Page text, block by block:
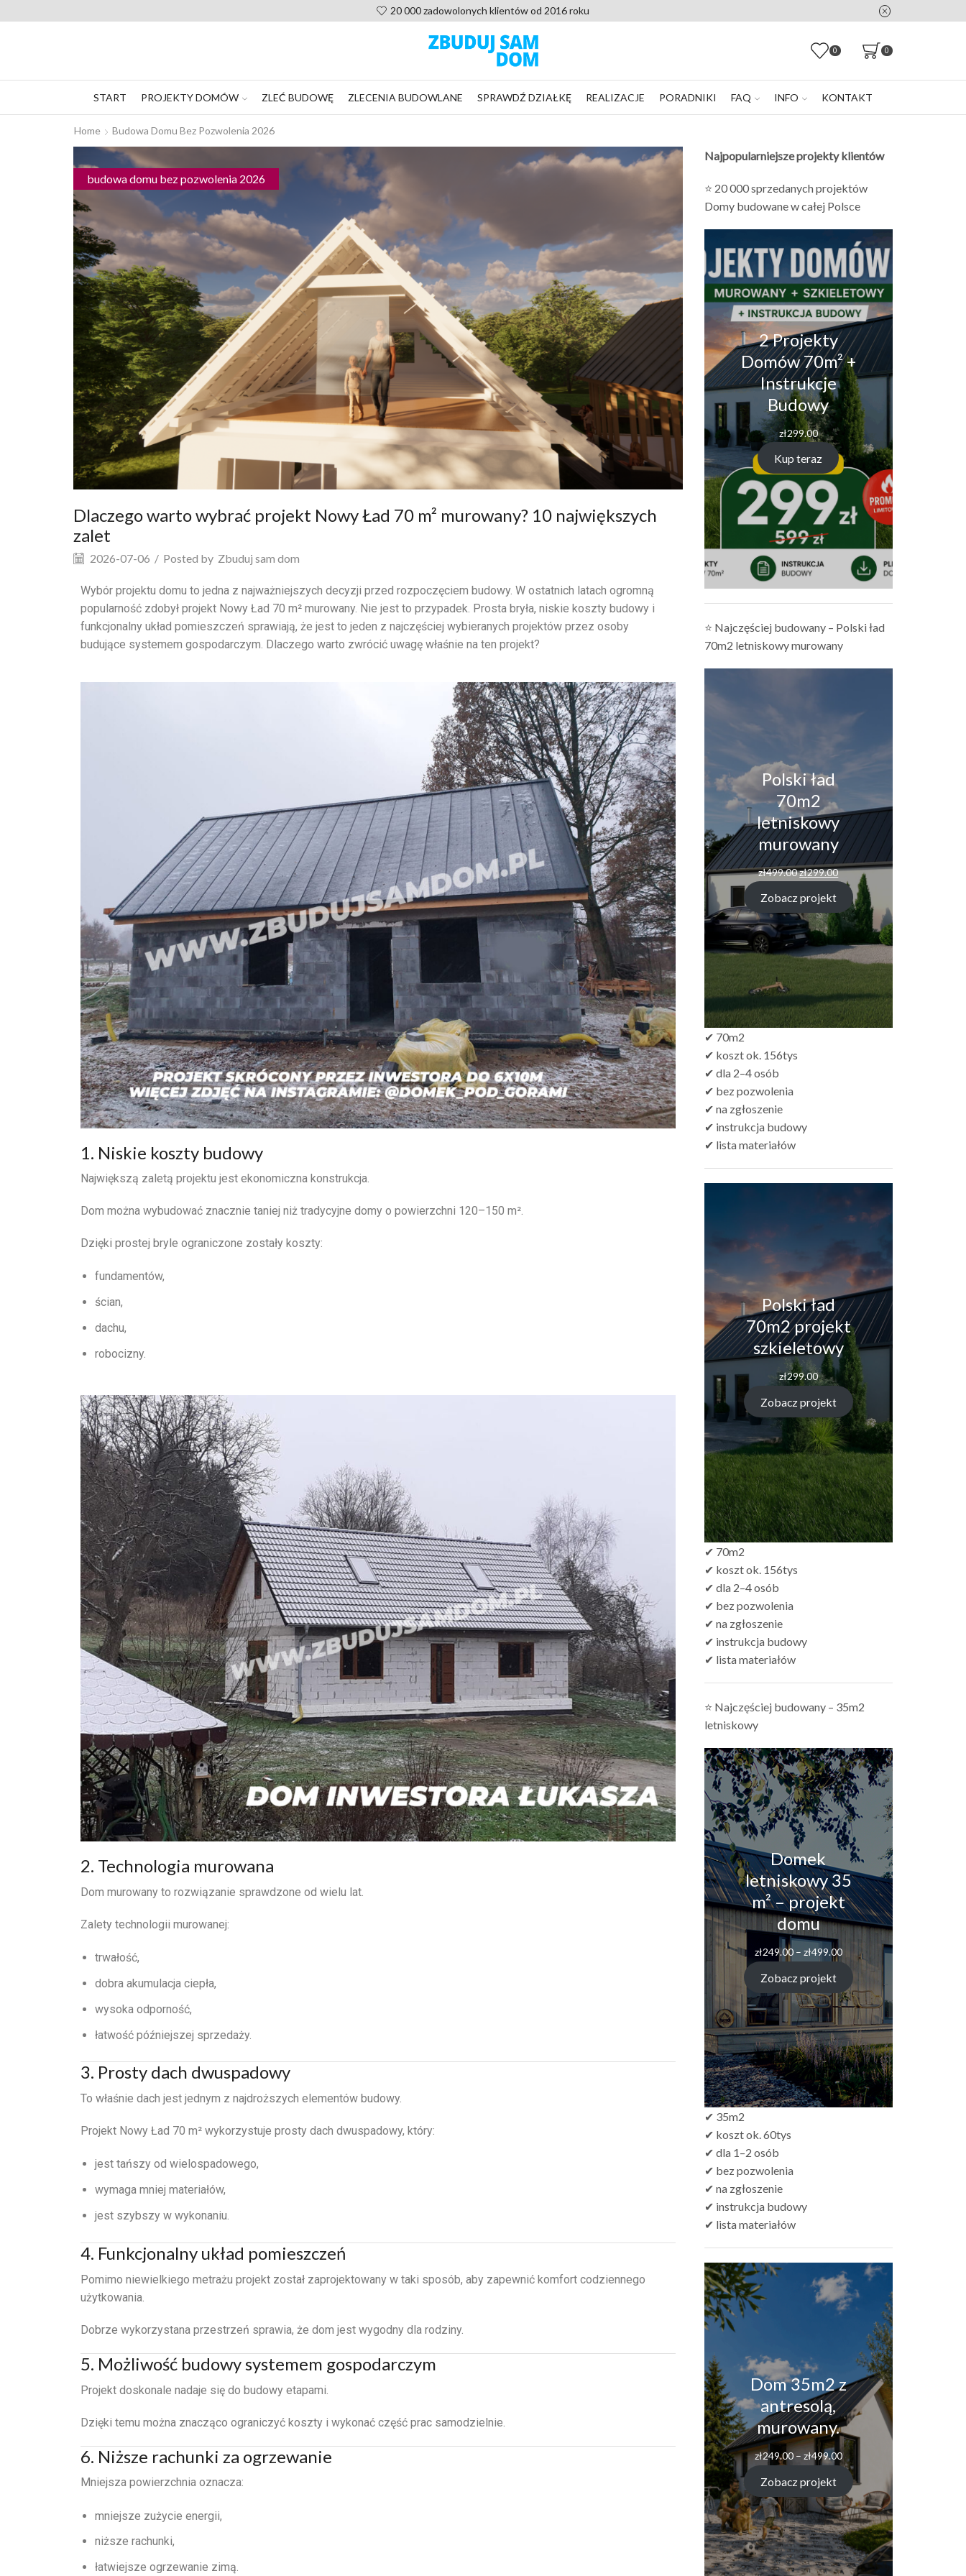
Pomoc po zakupie projektu, nie zostaniesz sam
0 0
START PROJEKTY DOMÓW ZLEĆ BUDOWĘ ZLECENIA BUDOWLANE SPRAWDŹ DZIAŁKĘ REALIZACJE PORADNIKI FAQ INFO KONTAKT
Home Budowa Domu Bez Pozwolenia 2026
budowa domu bez pozwolenia 2026
Dlaczego warto wybrać projekt Nowy Ład 70 m² murowany? 10 największych
zalet
2026-07-06 / Posted by Zbuduj sam dom
Wybór projektu domu to jedna z najważniejszych decyzji przed rozpoczęciem budowy. W ostatnich latach ogromną
popularność zdobył projekt Nowy Ład 70 m² murowany. Nie jest to przypadek. Prosta bryła, niskie koszty budowy i
funkcjonalny układ pomieszczeń sprawiają, że jest to jeden z najczęściej wybieranych projektów przez osoby
budujące systemem gospodarczym. Dlaczego warto zwrócić uwagę właśnie na ten projekt?
1. Niskie koszty budowy
Największą zaletą projektu jest ekonomiczna konstrukcja.
Dom można wybudować znacznie taniej niż tradycyjne domy o powierzchni 120–150 m².
Dzięki prostej bryle ograniczone zostały koszty:
fundamentów,
ścian,
dachu,
robocizny.
2. Technologia murowana
Dom murowany to rozwiązanie sprawdzone od wielu lat.
Zalety technologii murowanej:
trwałość,
dobra akumulacja ciepła,
wysoka odporność,
łatwość późniejszej sprzedaży.
3. Prosty dach dwuspadowy
To właśnie dach jest jednym z najdroższych elementów budowy.
Projekt Nowy Ład 70 m² wykorzystuje prosty dach dwuspadowy, który:
jest tańszy od wielospadowego,
wymaga mniej materiałów,
jest szybszy w wykonaniu.
4. Funkcjonalny układ pomieszczeń
Pomimo niewielkiego metrażu projekt został zaprojektowany w taki sposób, aby zapewnić komfort codziennego
użytkowania.
Dobrze wykorzystana przestrzeń sprawia, że dom jest wygodny dla rodziny.
5. Możliwość budowy systemem gospodarczym
Projekt doskonale nadaje się do budowy etapami.
Dzięki temu można znacząco ograniczyć koszty i wykonać część prac samodzielnie.
6. Niższe rachunki za ogrzewanie
Mniejsza powierzchnia oznacza:
mniejsze zużycie energii,
niższe rachunki,
łatwiejsze ogrzewanie zimą.
Najpopularniejsze projekty klientów
⭐ 20 000 sprzedanych projektów
Domy budowane w całej Polsce
2 Projekty
Domów 70m² +
Instrukcje
Budowy
zł299.00
Kup teraz
⭐ Najczęściej budowany – Polski ład
70m2 letniskowy murowany
Polski ład
70m2
letniskowy
murowany
zł499.00zł299.00
Zobacz projekt
✔ 70m2
✔ koszt ok. 156tys
✔ dla 2–4 osób
✔ bez pozwolenia
✔ na zgłoszenie
✔ instrukcja budowy
✔ lista materiałów
Polski ład
70m2 projekt
szkieletowy
zł299.00
Zobacz projekt
✔ 70m2
✔ koszt ok. 156tys
✔ dla 2–4 osób
✔ bez pozwolenia
✔ na zgłoszenie
✔ instrukcja budowy
✔ lista materiałów
⭐ Najczęściej budowany – 35m2
letniskowy
Domek
letniskowy 35
m² – projekt
domu
zł249.00 – zł499.00
Zobacz projekt
✔ 35m2
✔ koszt ok. 60tys
✔ dla 1–2 osób
✔ bez pozwolenia
✔ na zgłoszenie
✔ instrukcja budowy
✔ lista materiałów
Dom 35m2 z
antresolą,
murowany.
zł249.00 – zł499.00
Zobacz projekt